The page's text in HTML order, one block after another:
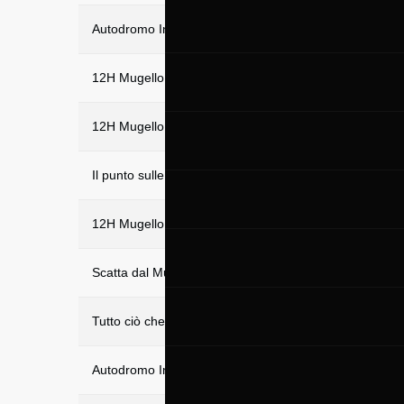
Autodromo Internazionale del Mugello: Inaugurato il
12H Mugello 2022: Wittmer, Morris e la Tan portano
12H Mugello - gara parte 1: Wittmer e la M4 GT3 in
Il punto sulle qualifiche delle gare che si disputeranno
12H Mugello 2022
Scatta dal Mugello la stagione 2022 della FORMULA X
Tutto ciò che c’è da sapere sulla Hankook 12H
Autodromo Internazionale del Mugello: Parte la